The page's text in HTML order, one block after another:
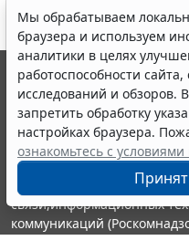
Мы обрабатываем
браузера и используем
аналитики в целях
работоспособности сайта,
исследований и обзоров.
запретить обработку
настройках браузера.
ознакомьтесь с условиями
© ООО "НПП "ГАРАНТ-
выпускается с 1990 года.
являются участниками
информации ГАРАНТ.
Портал ГАРАНТ.РУ
издания Федеральной
связи,информационных
коммуникаций